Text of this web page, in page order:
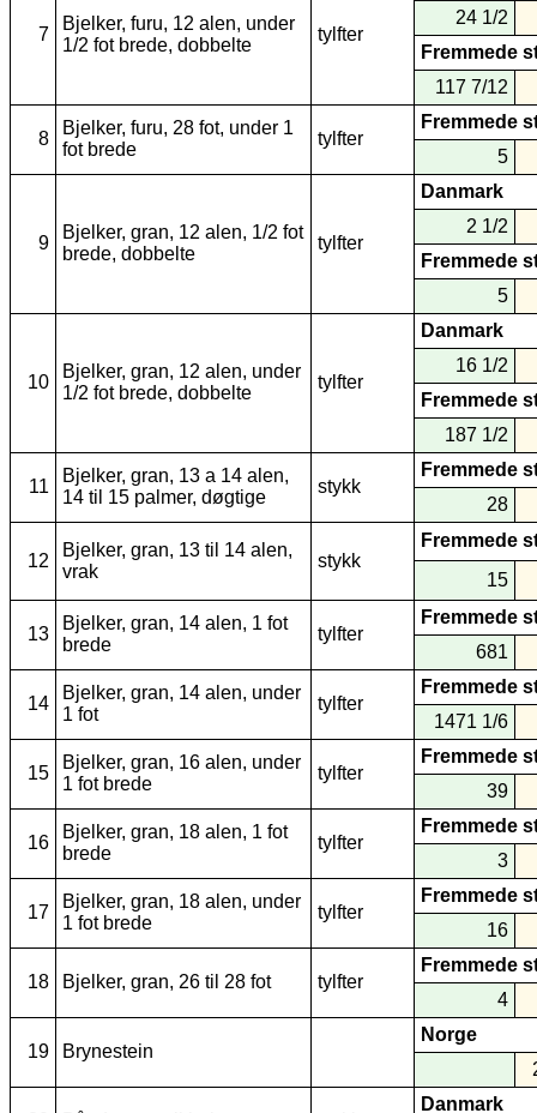
7
Bjelker, furu, 12 alen, under
1/2 fot brede, dobbelte
tylfter
24 1/2
Fremmede
117 7/12
8
Bjelker, furu, 28 fot, under 1
fot brede
tylfter
Fremmede
5
9
Bjelker, gran, 12 alen, 1/2 fot
brede, dobbelte
tylfter
Danmark
2 1/2
Fremmede
5
10
Bjelker, gran, 12 alen, under
1/2 fot brede, dobbelte
tylfter
Danmark
16 1/2
Fremmede
187 1/2
11
Bjelker, gran, 13 a 14 alen,
14 til 15 palmer, døgtige
stykk
Fremmede
28
12
Bjelker, gran, 13 til 14 alen,
vrak
stykk
Fremmede
15
13
Bjelker, gran, 14 alen, 1 fot
brede
tylfter
Fremmede
681
14
Bjelker, gran, 14 alen, under
1 fot
tylfter
Fremmede
1471 1/6
15
Bjelker, gran, 16 alen, under
1 fot brede
tylfter
Fremmede
39
16
Bjelker, gran, 18 alen, 1 fot
brede
tylfter
Fremmede
3
17
Bjelker, gran, 18 alen, under
1 fot brede
tylfter
Fremmede
16
18 Bjelker, gran, 26 til 28 fot tylfter
Fremmede
4
19 Brynestein
Norge
Danmark